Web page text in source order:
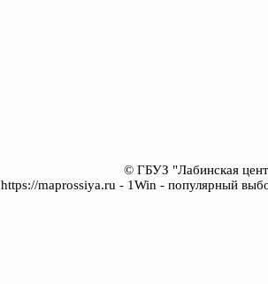
© ГБУЗ "Лабинская
https://maprossiya.ru - 1Win - популярный